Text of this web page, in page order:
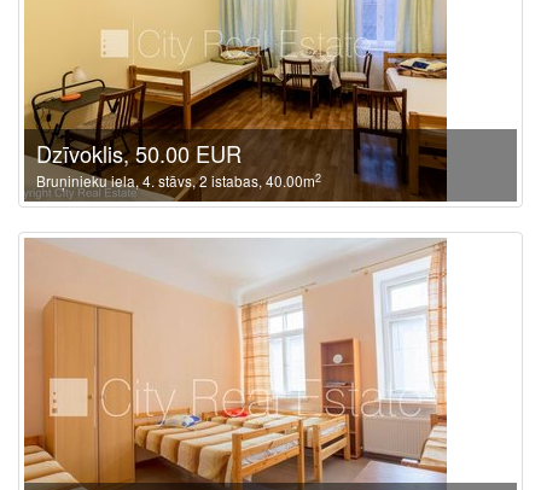
Dzīvoklis, 50.00 EUR
Bruņinieku iela, 4. stāvs, 2 istabas, 40.00m2